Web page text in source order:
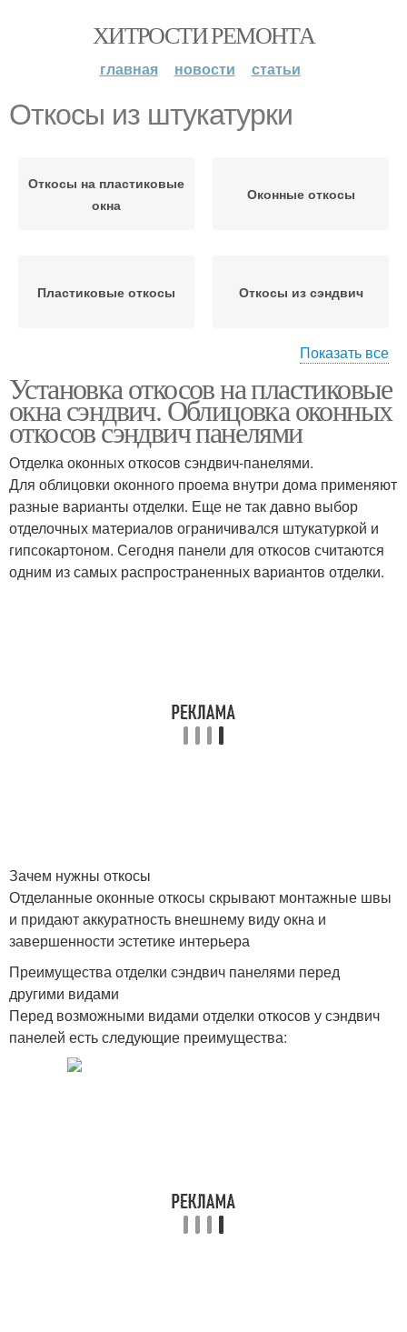
ХИТРОСТИ РЕМОНТА
главная новости статьи
Откосы из штукатурки
Откосы на пластиковые
окна
Оконные откосы
Пластиковые откосы Откосы из сэндвич
Откосы на окна Откосы для окон
Откосы из гипсокартона
Цены на пластиковые
откосы
Откосы из сэндвич-
Показать все
Установка откосов на пластиковые
окна сэндвич. Облицовка оконных
откосов сэндвич панелями
Отделка оконных откосов сэндвич-панелями.
Для облицовки оконного проема внутри дома применяют
разные варианты отделки. Еще не так давно выбор
отделочных материалов ограничивался штукатуркой и
гипсокартоном. Сегодня панели для откосов считаются
одним из самых распространенных вариантов отделки.
Зачем нужны откосы
Отделанные оконные откосы скрывают монтажные швы
и придают аккуратность внешнему виду окна и
завершенности эстетике интерьера
Преимущества отделки сэндвич панелями перед
другими видами
Перед возможными видами отделки откосов у сэндвич
панелей есть следующие преимущества: